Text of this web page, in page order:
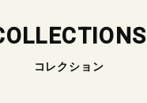
コレクション